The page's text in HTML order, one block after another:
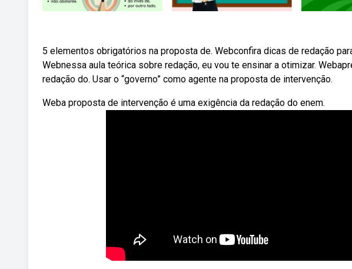
5 elementos obrigatórios na proposta de. Webconfira dicas de redação
Webnessa aula teórica sobre redação, eu vou te ensinar a otimizar.
redação do. Usar o “governo” como agente na proposta de intervenção.
Weba proposta de intervenção é uma exigência da redação do enem.